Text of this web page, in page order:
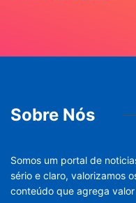
Sobre Nós
Somos um portal de
sério e claro, valorizamos
conteúdo que agrega